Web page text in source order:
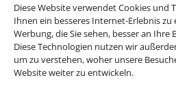
Diese Website verwendet Cookies und
Ihnen ein besseres Internet-Erlebnis
Werbung, die Sie sehen, besser an Ihre
Diese Technologien nutzen wir
um zu verstehen, woher unsere
Website weiter zu entwickeln.